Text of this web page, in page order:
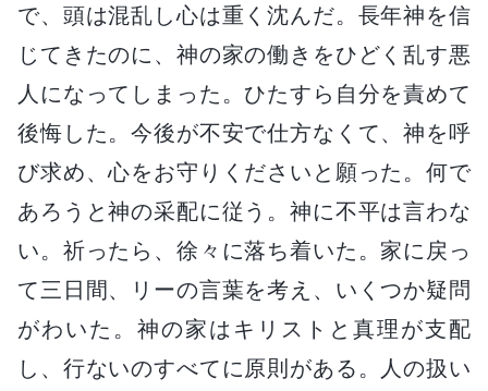
で、頭は混乱し心は重く沈んだ。長年神を信
じてきたのに、神の家の働きをひどく乱す悪
人になってしまった。ひたすら自分を責めて
後悔した。今後が不安で仕方なくて、神を呼
び求め、心をお守りくださいと願った。何で
あろうと神の采配に従う。神に不平は言わな
い。祈ったら、徐々に落ち着いた。家に戻っ
て三日間、リーの言葉を考え、いくつか疑問
がわいた。神の家はキリストと真理が支配
し、行ないのすべてに原則がある。人の扱い